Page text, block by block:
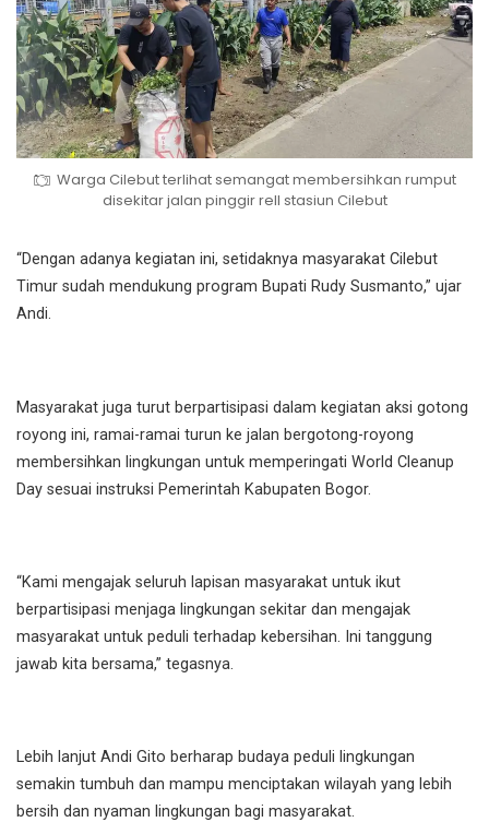
Warga Cilebut terlihat semangat membersihkan rumput
disekitar jalan pinggir rell stasiun Cilebut
“Dengan adanya kegiatan ini, setidaknya masyarakat Cilebut
Timur sudah mendukung program Bupati Rudy Susmanto,” ujar
Andi.
Masyarakat juga turut berpartisipasi dalam kegiatan aksi gotong
royong ini, ramai-ramai turun ke jalan bergotong-royong
membersihkan lingkungan untuk memperingati World Cleanup
Day sesuai instruksi Pemerintah Kabupaten Bogor.
“Kami mengajak seluruh lapisan masyarakat untuk ikut
berpartisipasi menjaga lingkungan sekitar dan mengajak
masyarakat untuk peduli terhadap kebersihan. Ini tanggung
jawab kita bersama,” tegasnya.
Lebih lanjut Andi Gito berharap budaya peduli lingkungan
semakin tumbuh dan mampu menciptakan wilayah yang lebih
bersih dan nyaman lingkungan bagi masyarakat.